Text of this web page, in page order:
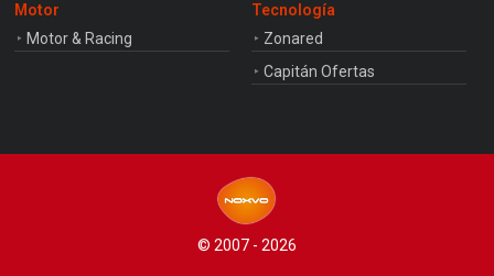
Motor
Motor & Racing
Tecnología
Zonared
Capitán Ofertas
© 2007 - 2026